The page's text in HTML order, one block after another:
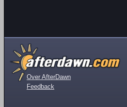
Over AfterDawn
Feedback